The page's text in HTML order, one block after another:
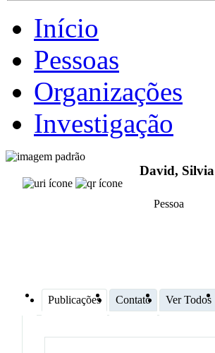
Início
Pessoas
Organizações
Investigação
David, Silvia
Pessoa
Publicações Contato Ver Todos